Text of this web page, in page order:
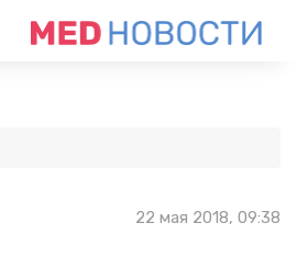
22 мая 2018, 09:38